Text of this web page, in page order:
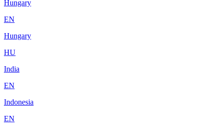
Hungary
EN
Hungary
HU
India
EN
Indonesia
EN